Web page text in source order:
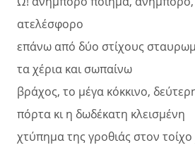
ατελέσφορο
επάνω από δύο στίχους
τα χέρια και σωπαίνω
βράχος, το μέγα κόκκινο,
πόρτα κι η δωδέκατη κλεισμένη
χτύπημα της γροθιάς στον